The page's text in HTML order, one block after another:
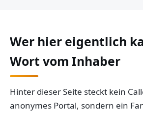
Wer hier eigentlich
Wort vom Inhaber
Hinter dieser Seite steckt kein
anonymes Portal, sondern ein